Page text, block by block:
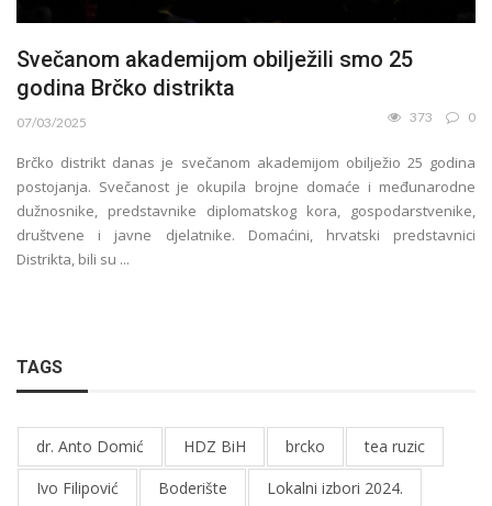
Svečanom akademijom obilježili smo 25
godina Brčko distrikta
07/03/2025 373 0
Brčko distrikt danas je svečanom akademijom obilježio 25 godina
postojanja. Svečanost je okupila brojne domaće i međunarodne
dužnosnike, predstavnike diplomatskog kora, gospodarstvenike,
društvene i javne djelatnike. Domaćini, hrvatski predstavnici
Distrikta, bili su ...
TAGS
dr. Anto Domić HDZ BiH brcko
tea ruzic
Ivo Filipović
Boderište Lokalni izbori 2024.